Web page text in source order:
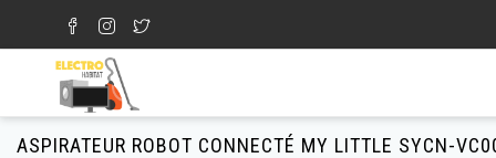
Aller au contenu principal
Formulaire de recherche
ASPIRATEUR ROBOT CONNECTÉ MY LITTLE SYCN-